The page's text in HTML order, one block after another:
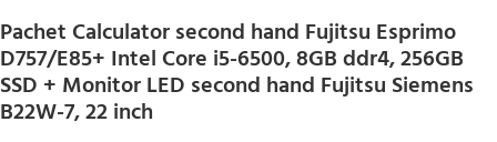
Pachet Calculator second hand Fujitsu Esprimo
D757/E85+ Intel Core i5-6500, 8GB ddr4, 256GB
SSD + Monitor LED second hand Fujitsu Siemens
B22W-7, 22 inch